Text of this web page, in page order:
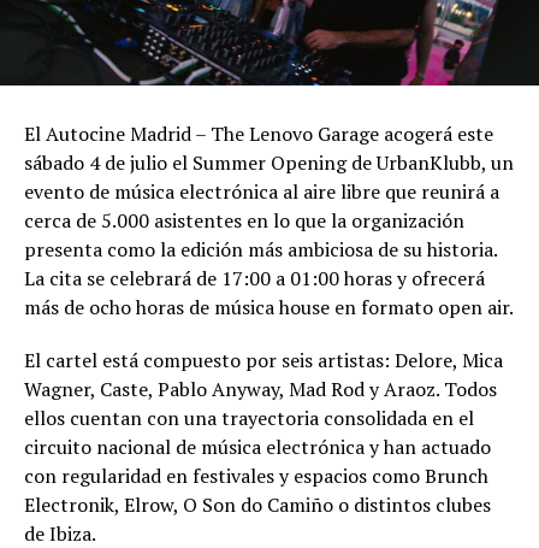
El Autocine Madrid – The Lenovo Garage acogerá este
sábado 4 de julio el Summer Opening de UrbanKlubb, un
evento de música electrónica al aire libre que reunirá a
cerca de 5.000 asistentes en lo que la organización
presenta como la edición más ambiciosa de su historia.
La cita se celebrará de 17:00 a 01:00 horas y ofrecerá
más de ocho horas de música house en formato open air.
El cartel está compuesto por seis artistas: Delore, Mica
Wagner, Caste, Pablo Anyway, Mad Rod y Araoz. Todos
ellos cuentan con una trayectoria consolidada en el
circuito nacional de música electrónica y han actuado
con regularidad en festivales y espacios como Brunch
Electronik, Elrow, O Son do Camiño o distintos clubes
de Ibiza.